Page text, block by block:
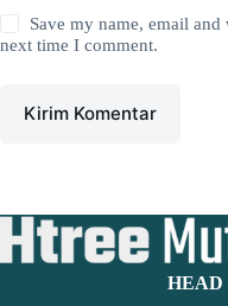
Save my name, email
next time I comment.
Kirim Komentar
HEAD